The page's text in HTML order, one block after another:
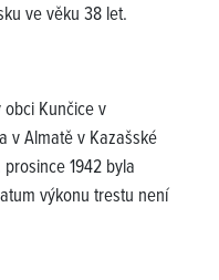
ve věku 38 let.
obci Kunčice v
v Almatě v Kazašské
1942 byla
výkonu trestu není